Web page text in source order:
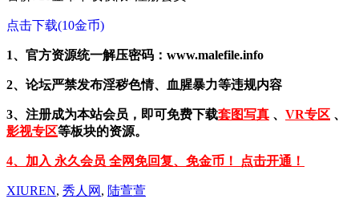
点击下载(10金币)
1、官方资源统一解压密码：www.malefile.info
2、论坛严禁发布淫秽色情、血腥暴力等违规内容
3、注册成为本站会员，即可免费下载套图写真 、 VR专区 、
影视专区等板块的资源。
4、加入 永久会员 全网免回复、免金币！ 点击开通！
XIUREN, 秀人网 , 陆萱萱